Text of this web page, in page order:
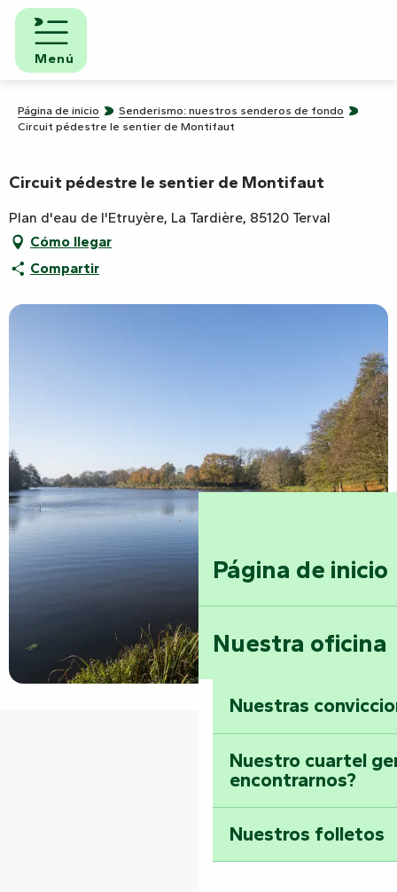
Aller
contenu
principal
Menú
Página de inicio
Nuestra oficina
Nuestras
Nuestro cuartel
encontrarnos?
Nuestros folletos
Página de inicio
Senderismo: nuestros senderos de fondo
Circuit pédestre le sentier de Montifaut
Circuit pédestre le sentier de Montifaut
Plan d'eau de l'Etruyère, La Tardière, 85120 Terval
Cómo llegar
Compartir